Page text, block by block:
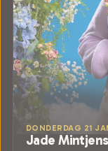
DONDERDAG 21
Jade Mintjens